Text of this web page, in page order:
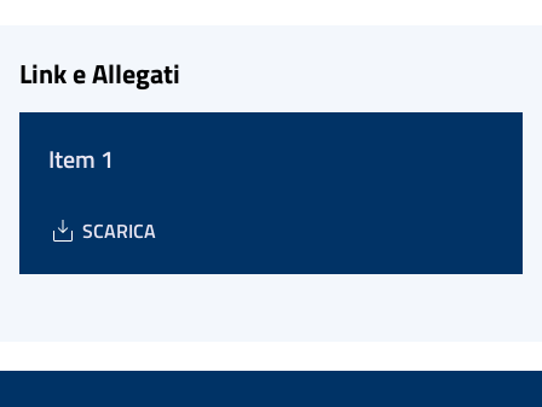
Link e Allegati
Item 1
SCARICA